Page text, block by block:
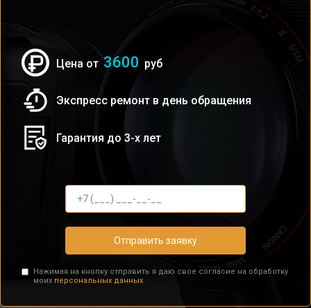
Цена от 3600 руб
Экспресс ремонт в день обращения
Гарантия до 3-х лет
Отправить заявку
Нажимая на кнопку отправить я даю свое согласие на обработку
моих персональных данных.